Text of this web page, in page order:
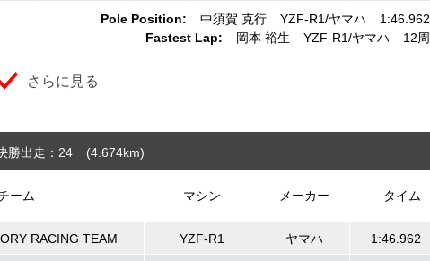
Pole Position: 中須賀 克行 YZF-R1 ヤマハ
1:46.962
Fastest Lap:
岡本 裕生 YZF-R1 ヤマハ 12周
さらに見る
勝出走：24 (4.674km)
ーム マシン メーカー タイム
RACING TEAM YZF-R1 ヤマハ 1:46.962